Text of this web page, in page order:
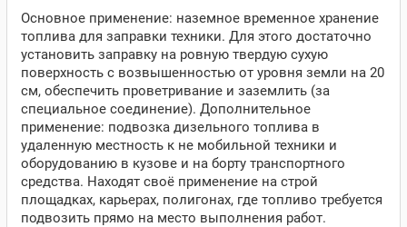
Основное применение: наземное временное хранение
топлива для заправки техники. Для этого достаточно
установить заправку на ровную твердую сухую
поверхность с возвышенностью от уровня земли на 20
см, обеспечить проветривание и заземлить (за
специальное соединение). Дополнительное
применение: подвозка дизельного топлива в
удаленную местность к не мобильной техники и
оборудованию в кузове и на борту транспортного
средства. Находят своё применение на строй
площадках, карьерах, полигонах, где топливо требуется
подвозить прямо на место выполнения работ.